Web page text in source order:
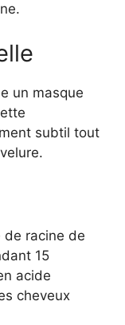
un masque
subtil tout
de racine de
15
acide
cheveux